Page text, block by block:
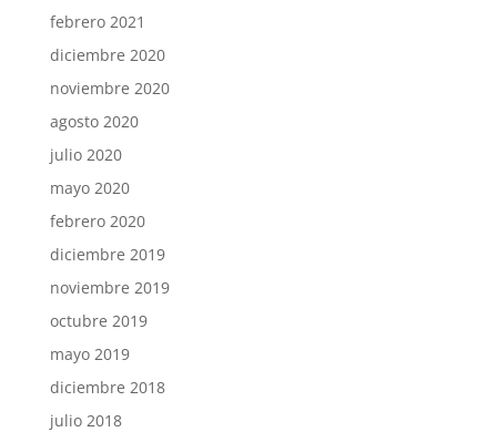
febrero 2021
diciembre 2020
noviembre 2020
agosto 2020
julio 2020
mayo 2020
febrero 2020
diciembre 2019
noviembre 2019
octubre 2019
mayo 2019
diciembre 2018
julio 2018